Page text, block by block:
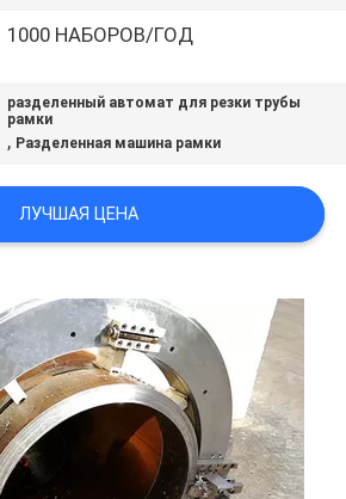
1000 НАБОРОВ/ГОД
разделенный автомат для резки трубы
рамки
, Разделенная машина рамки
ЛУЧШАЯ ЦЕНА